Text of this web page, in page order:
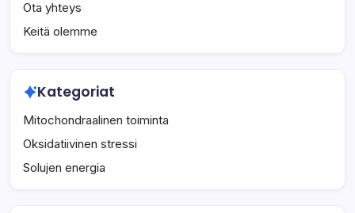
Ota yhteys
Keitä olemme
Kategoriat
Mitochondraalinen toiminta
Oksidatiivinen stressi
Solujen energia